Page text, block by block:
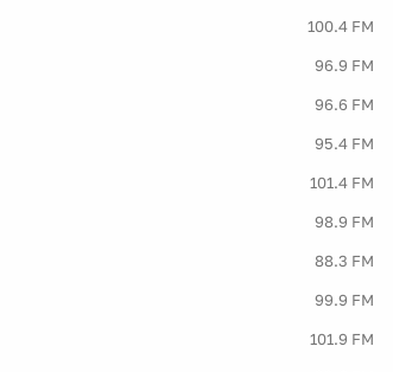
100.4 FM
96.9 FM
96.6 FM
95.4 FM
101.4 FM
98.9 FM
88.3 FM
99.9 FM
101.9 FM